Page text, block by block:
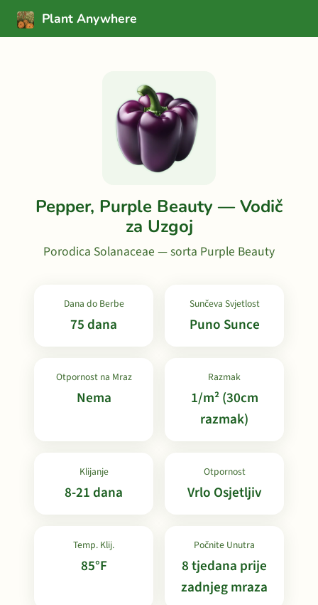
Plant Anywhere
Pepper, Purple Beauty — Vodič
za Uzgoj
Porodica Solanaceae — sorta Purple Beauty
Dana do Berbe
75 dana
Sunčeva Svjetlost
Puno Sunce
Otpornost na Mraz
Nema
Razmak
1/m² (30cm
razmak)
Klijanje
8-21 dana
Otpornost
Vrlo Osjetljiv
Temp. Klij.
85°F
Počnite Unutra
8 tjedana prije
zadnjeg mraza